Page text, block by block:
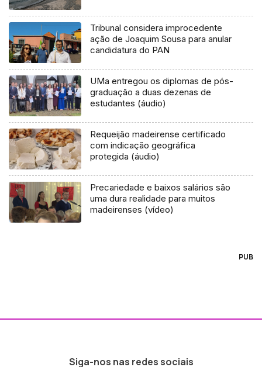
Tribunal considera improcedente
ação de Joaquim Sousa para anular
candidatura do PAN
UMa entregou os diplomas de pós-
graduação a duas dezenas de
estudantes (áudio)
Requeijão madeirense certificado
com indicação geográfica
protegida (áudio)
Precariedade e baixos salários são
uma dura realidade para muitos
madeirenses (vídeo)
PUB
Siga-nos nas redes sociais